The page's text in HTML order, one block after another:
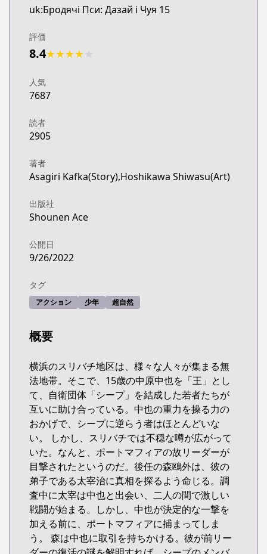
uk:Бродячі Пси: Дазай і Чуя 15
評価
8.4★★★★
人気
7687
読者
2905
著者
Asagiri Kafka(Story),Hoshikawa Shiwasu(Art)
出版社
Shounen Ace
公開日
9/26/2022
タグ
アクション 少年 超自然
概要
横浜のスリバチ地区は、様々な人々が集まる無
法地帯。そこで、15歳の中原中也を「王」とし
て、自衛団体「シープ」を結成した若者たちが
互いに助け合っている。中也の重力を操る力の
おかげで、シープに逆らう者はほとんどいな
い。 しかし、スリバチでは不穏な噂が広がって
いた。なんと、ポートマフィアの故リーダーが
目撃されたというのだ。後任の森鴎外は、彼の
弟子である太宰治に真相を探るよう命じる。調
査中に太宰は中也と出会い、二人の間で激しい
戦闘が始まる。しかし、中也が決定的な一撃を
加える前に、ポートマフィアに捕まってしま
う。 森は中也に取引を持ちかける。彼が前リー